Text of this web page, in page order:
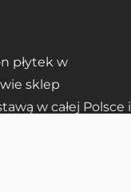
płytek w
sklep
w całej Polsce i